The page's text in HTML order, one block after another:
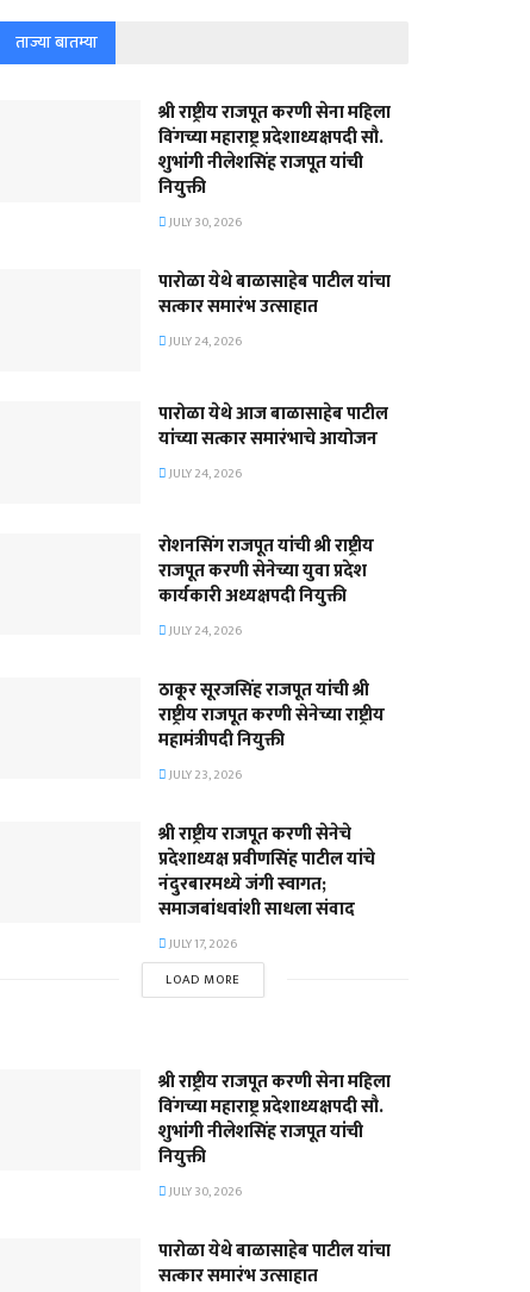
ताज्या बातम्या
श्री राष्ट्रीय राजपूत करणी सेना महिला
विंगच्या महाराष्ट्र प्रदेशाध्यक्षपदी सौ.
शुभांगी नीलेशसिंह राजपूत यांची
नियुक्ती
JULY 30, 2026
पारोळा येथे बाळासाहेब पाटील यांचा
सत्कार समारंभ उत्साहात
JULY 24, 2026
पारोळा येथे आज बाळासाहेब पाटील
यांच्या सत्कार समारंभाचे आयोजन
JULY 24, 2026
रोशनसिंग राजपूत यांची श्री राष्ट्रीय
राजपूत करणी सेनेच्या युवा प्रदेश
कार्यकारी अध्यक्षपदी नियुक्ती
JULY 24, 2026
ठाकूर सूरजसिंह राजपूत यांची श्री
राष्ट्रीय राजपूत करणी सेनेच्या राष्ट्रीय
महामंत्रीपदी नियुक्ती
JULY 23, 2026
श्री राष्ट्रीय राजपूत करणी सेनेचे
प्रदेशाध्यक्ष प्रवीणसिंह पाटील यांचे
नंदुरबारमध्ये जंगी स्वागत;
समाजबांधवांशी साधला संवाद
JULY 17, 2026
LOAD MORE
श्री राष्ट्रीय राजपूत करणी सेना महिला
विंगच्या महाराष्ट्र प्रदेशाध्यक्षपदी सौ.
शुभांगी नीलेशसिंह राजपूत यांची
नियुक्ती
JULY 30, 2026
पारोळा येथे बाळासाहेब पाटील यांचा
सत्कार समारंभ उत्साहात